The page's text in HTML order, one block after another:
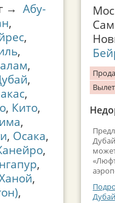
→ Абу-
,
,
,
,
,
,
, Кито,
,
, Осака,
,
,
,
,